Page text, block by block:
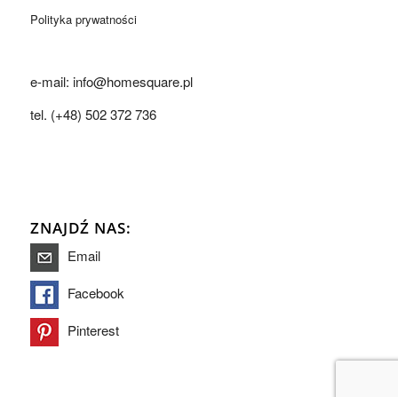
Polityka prywatności
e-mail: info@homesquare.pl
tel. (+48) 502 372 736
ZNAJDŹ NAS:
Email
Facebook
Pinterest